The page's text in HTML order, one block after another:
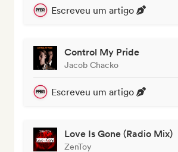
Escreveu um artigo
Control My Pride
Jacob Chacko
Escreveu um artigo
Love Is Gone (Radio Mix)
ZenToy